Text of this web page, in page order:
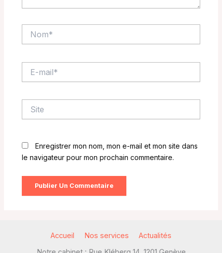
mail*
Enregistrer mon nom, mon e-mail et mon site dans
le navigateur pour mon prochain commentaire.
Accueil Nos services
Actualités